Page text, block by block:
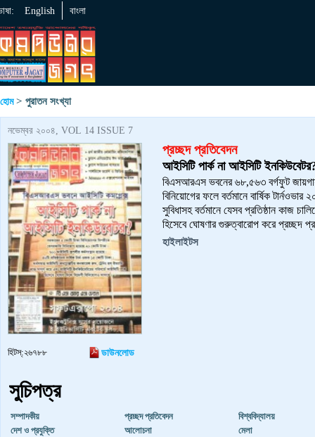
English বাংলা
হোম> পুরাতন সংখ্যা
নভেম্বর ২০০৪, VOL 14 ISSUE 7
হিটস্:২৬৭৮৮ ডাউনলোড
প্রচ্ছদ প্রতিবেদন
আইসিটি পার্ক না আইসিটি
বিএসআরএস ভবনের ৬৮,৫৬৩ বর্গফুট
বিনিয়োগের ফলে বর্তমানে বার্ষিক
সুবিধাসহ বর্তমানে যেসব প্রতিষ্ঠান কাজ
হিসেবে ঘোষণার গুরুত্বারোপ করে প্রচ্ছদ
হাইলাইটস
সুচিপত্র
সম্পাদকীয় প্রচ্ছদ প্রতিবেদন
বিশ্ববিদ্যালয়
দেশ ও প্রযুক্তি
আলোচনা
মেলা